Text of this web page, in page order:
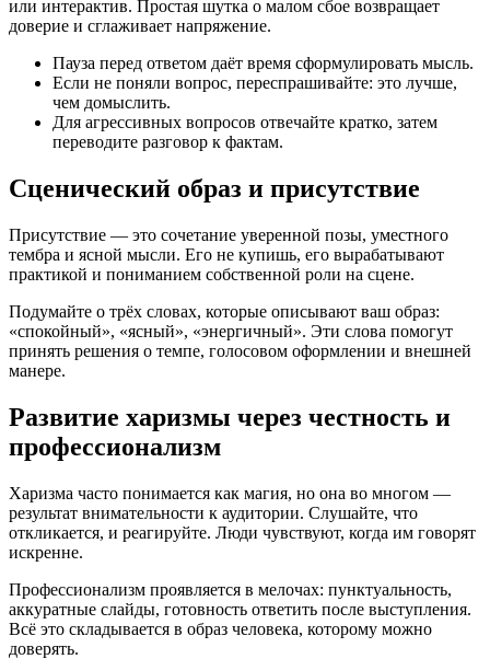
или интерактив. Простая шутка о малом сбое возвращает
доверие и сглаживает напряжение.
Пауза перед ответом даёт время сформулировать мысль.
Если не поняли вопрос, переспрашивайте: это лучше,
чем домыслить.
Для агрессивных вопросов отвечайте кратко, затем
переводите разговор к фактам.
Сценический образ и присутствие
Присутствие — это сочетание уверенной позы, уместного
тембра и ясной мысли. Его не купишь, его вырабатывают
практикой и пониманием собственной роли на сцене.
Подумайте о трёх словах, которые описывают ваш образ:
«спокойный», «ясный», «энергичный». Эти слова помогут
принять решения о темпе, голосовом оформлении и внешней
манере.
Развитие харизмы через честность и
профессионализм
Харизма часто понимается как магия, но она во многом —
результат внимательности к аудитории. Слушайте, что
откликается, и реагируйте. Люди чувствуют, когда им говорят
искренне.
Профессионализм проявляется в мелочах: пунктуальность,
аккуратные слайды, готовность ответить после выступления.
Всё это складывается в образ человека, которому можно
доверять.